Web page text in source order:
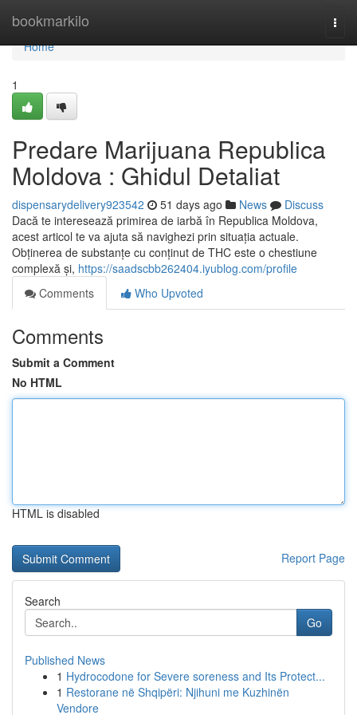
bookmarkilo
Home
Home
1
Predare Marijuana Republica
Moldova : Ghidul Detaliat
dispensarydelivery923542 51 days ago News
Discuss
Dacă te interesează primirea de iarbă în Republica Moldova,
acest articol te va ajuta să navighezi prin situația actuale.
Obținerea de substanțe cu conținut de THC este o chestiune
complexă și, https://saadscbb262404.iyublog.com/profile
Comments
Who Upvoted
Comments
Submit a Comment
No HTML
HTML is disabled
Report Page
Search
Go
Published News
1 Hydrocodone for Severe soreness and Its Protect...
1 Restorane në Shqipëri: Njihuni me Kuzhinën
Vendore